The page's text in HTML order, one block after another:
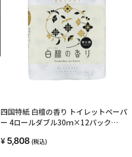
四国特紙 白檀の香り トイレットペーパ
ー 4ロールダブル30ｍ×12パック
5,808 (税込)